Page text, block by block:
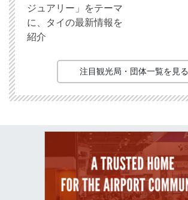
ジュアリー」をテーマ
に、タイの最新情報を
紹介
注目観光局・団体一覧を見る